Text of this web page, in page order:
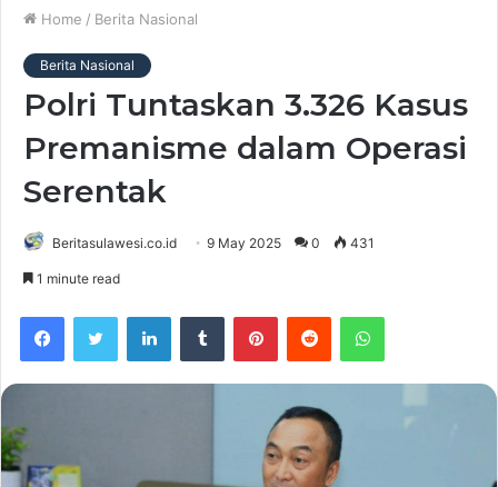
Home / Berita Nasional
Berita Nasional
Polri Tuntaskan 3.326 Kasus
Premanisme dalam Operasi
Serentak
Beritasulawesi.co.id 9 May 2025 0 431
1 minute read